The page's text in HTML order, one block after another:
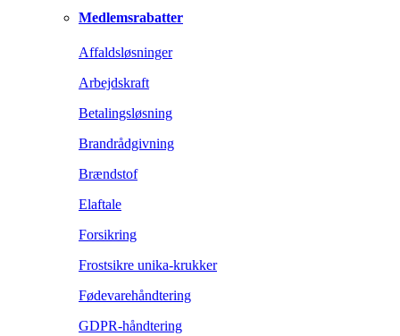
Medlemsrabatter
Affaldsløsninger
Arbejdskraft
Betalingsløsning
Brandrådgivning
Brændstof
Elaftale
Forsikring
Frostsikre unika-krukker
Fødevarehåndtering
GDPR-håndtering